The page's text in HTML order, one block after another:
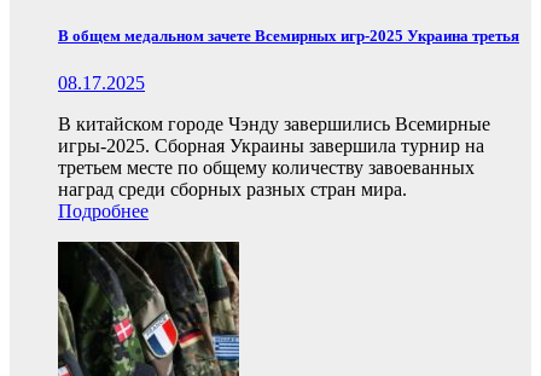
В общем медальном зачете Всемирных игр-2025 Украина третья
08.17.2025
В китайском городе Чэнду завершились Всемирные
игры-2025. Сборная Украины завершила турнир на
третьем месте по общему количеству завоеванных
наград среди сборных разных стран мира.
Подробнее